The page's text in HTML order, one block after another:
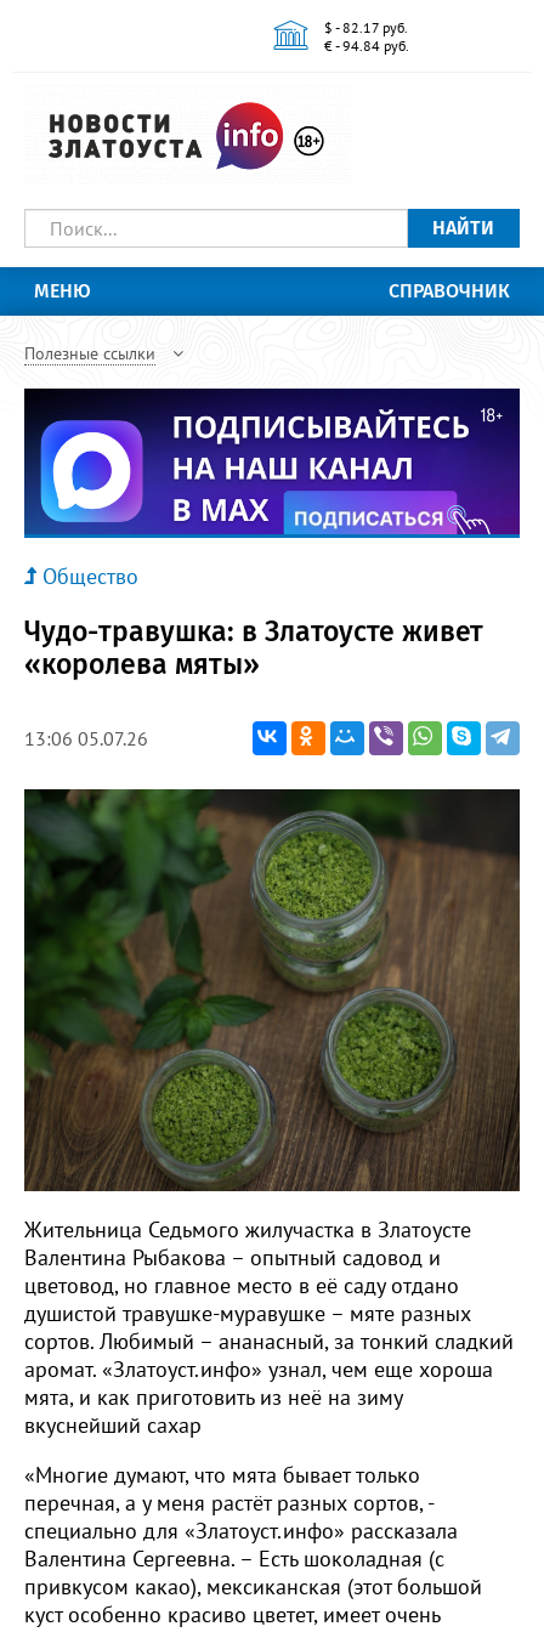
$ - 82.17 руб.
€ - 94.84 руб.
НАЙТИ
МЕНЮ СПРАВОЧНИК
Полезные ссылки
Общество
Чудо-травушка: в Златоусте живет
«королева мяты»
13:06 05.07.26
Жительница Седьмого жилучастка в Златоусте
Валентина Рыбакова – опытный садовод и
цветовод, но главное место в её саду отдано
душистой травушке-муравушке – мяте разных
сортов. Любимый – ананасный, за тонкий сладкий
аромат. «Златоуст.инфо» узнал, чем еще хороша
мята, и как приготовить из неё на зиму
вкуснейший сахар
«Многие думают, что мята бывает только
перечная, а у меня растёт разных сортов, -
специально для «Златоуст.инфо» рассказала
Валентина Сергеевна. – Есть шоколадная (с
привкусом какао), мексиканская (этот большой
куст особенно красиво цветет, имеет очень